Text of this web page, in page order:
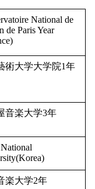
National de
de Paris Year
術大学大学院1年
音楽大学3年
楽大学2年